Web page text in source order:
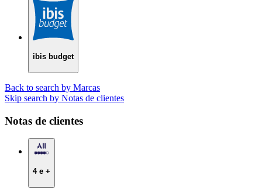
ibis budget
Back to search by Marcas
Skip search by Notas de clientes
Notas de clientes
4 e +